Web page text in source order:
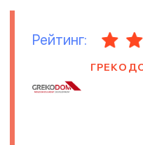
Рейтинг: